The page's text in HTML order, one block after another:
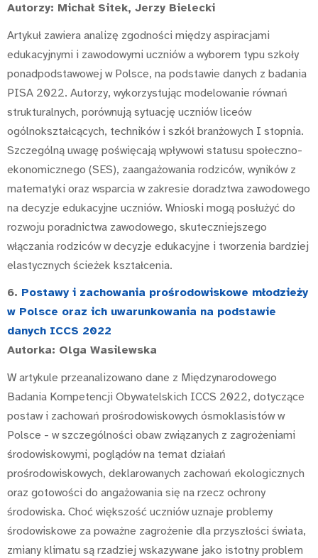
Autorzy: Michał Sitek, Jerzy Bielecki
Artykuł zawiera analizę zgodności między aspiracjami
edukacyjnymi i zawodowymi uczniów a wyborem typu szkoły
ponadpodstawowej w Polsce, na podstawie danych z badania
PISA 2022. Autorzy, wykorzystując modelowanie równań
strukturalnych, porównują sytuację uczniów liceów
ogólnokształcących, techników i szkół branżowych I stopnia.
Szczególną uwagę poświęcają wpływowi statusu społeczno-
ekonomicznego (SES), zaangażowania rodziców, wyników z
matematyki oraz wsparcia w zakresie doradztwa zawodowego
na decyzje edukacyjne uczniów. Wnioski mogą posłużyć do
rozwoju poradnictwa zawodowego, skuteczniejszego
włączania rodziców w decyzje edukacyjne i tworzenia bardziej
elastycznych ścieżek kształcenia.
6. Postawy i zachowania prośrodowiskowe młodzieży
w Polsce oraz ich uwarunkowania na podstawie
danych ICCS 2022
Autorka: Olga Wasilewska
W artykule przeanalizowano dane z Międzynarodowego
Badania Kompetencji Obywatelskich ICCS 2022, dotyczące
postaw i zachowań prośrodowiskowych ósmoklasistów w
Polsce - w szczególności obaw związanych z zagrożeniami
środowiskowymi, poglądów na temat działań
prośrodowiskowych, deklarowanych zachowań ekologicznych
oraz gotowości do angażowania się na rzecz ochrony
środowiska. Choć większość uczniów uznaje problemy
środowiskowe za poważne zagrożenie dla przyszłości świata,
zmiany klimatu są rzadziej wskazywane jako istotny problem